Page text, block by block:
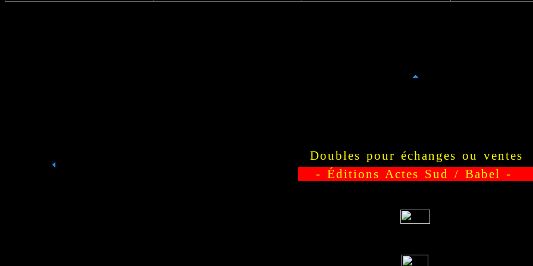
Doubles pour échanges ou ventes
- Éditions Actes Sud / Babel